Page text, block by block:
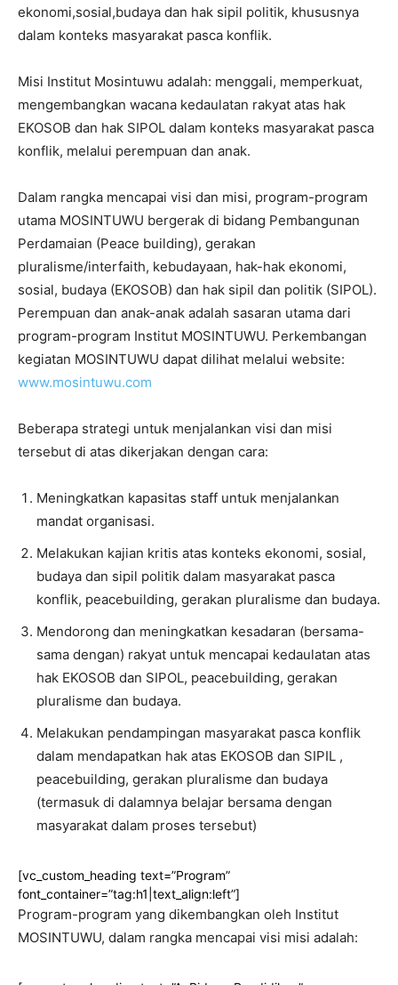
ekonomi,sosial,budaya dan hak sipil politik, khususnya
dalam konteks masyarakat pasca konflik.
Misi Institut Mosintuwu adalah: menggali, memperkuat,
mengembangkan wacana kedaulatan rakyat atas hak
EKOSOB dan hak SIPOL dalam konteks masyarakat pasca
konflik, melalui perempuan dan anak.
Dalam rangka mencapai visi dan misi, program-program
utama MOSINTUWU bergerak di bidang Pembangunan
Perdamaian (Peace building), gerakan
pluralisme/interfaith, kebudayaan, hak-hak ekonomi,
sosial, budaya (EKOSOB) dan hak sipil dan politik (SIPOL).
Perempuan dan anak-anak adalah sasaran utama dari
program-program Institut MOSINTUWU. Perkembangan
kegiatan MOSINTUWU dapat dilihat melalui website:
www.mosintuwu.com
Beberapa strategi untuk menjalankan visi dan misi
tersebut di atas dikerjakan dengan cara:
Meningkatkan kapasitas staff untuk menjalankan
mandat organisasi.
Melakukan kajian kritis atas konteks ekonomi, sosial,
budaya dan sipil politik dalam masyarakat pasca
konflik, peacebuilding, gerakan pluralisme dan budaya.
Mendorong dan meningkatkan kesadaran (bersama-
sama dengan) rakyat untuk mencapai kedaulatan atas
hak EKOSOB dan SIPOL, peacebuilding, gerakan
pluralisme dan budaya.
Melakukan pendampingan masyarakat pasca konflik
dalam mendapatkan hak atas EKOSOB dan SIPIL ,
peacebuilding, gerakan pluralisme dan budaya
(termasuk di dalamnya belajar bersama dengan
masyarakat dalam proses tersebut)
[vc_custom_heading text=”Program”
font_container=”tag:h1|text_align:left”]
Program-program yang dikembangkan oleh Institut
MOSINTUWU, dalam rangka mencapai visi misi adalah: